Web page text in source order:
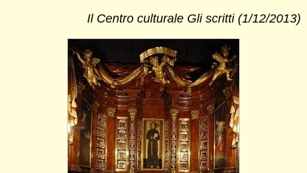
Il Centro culturale Gli scritti (1/12/2013)